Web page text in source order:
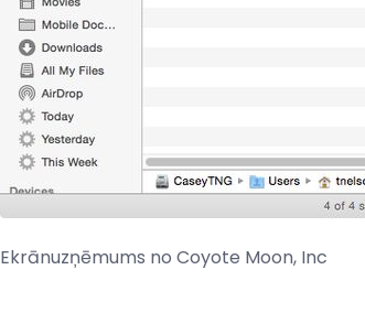
Ekrānuzņēmums no Coyote Moon, Inc